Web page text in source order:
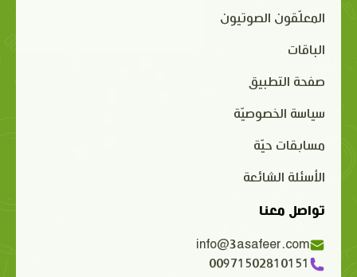
المعلّقون الصوتيون
الباقات
صفحة التطبيق
سياسة الخصوصيّة
مسابقات حيّة
الأسئلة الشائعة
تواصل معنا
info@3asafeer.com
00971502810151